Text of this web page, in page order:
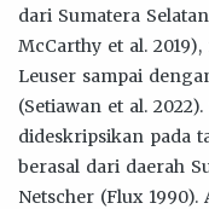
dari Sumatera
McCarthy et al.
Leuser sampai
(Setiawan et al.
dideskripsikan pada
berasal dari daerah
Netscher (Flux 1990).